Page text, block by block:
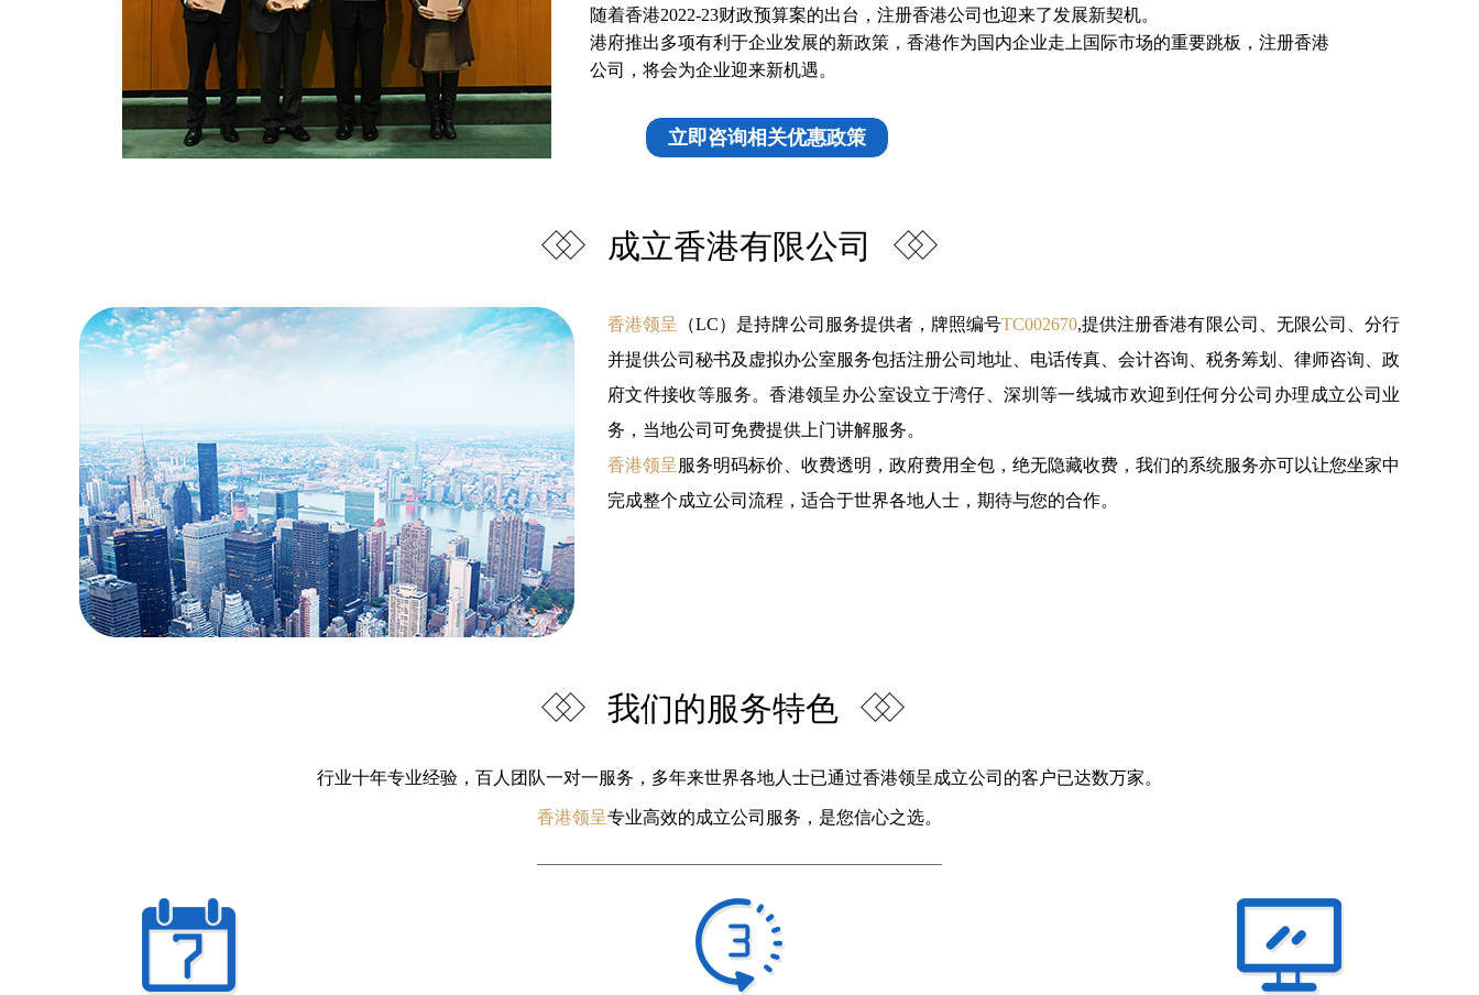
随着香港2022-23财政预算案的出台，注册香港公司也迎来了发展新契机。
港府推出多项有利于企业发展的新政策，香港作为国内企业走上国际市场的重要跳板，注册香港
公司，将会为企业迎来新机遇。
立即咨询相关优惠政策
成立香港有限公司
香港领呈 （LC）是持牌公司服务提供者，牌照编号TC002670,提供注册香港有限公司、无限公司、分行
并提供公司秘书及虚拟办公室服务包括注册公司地址、电话传真、会计咨询、税务筹划、律师咨询、政
府文件接收等服务。香港领呈办公室设立于湾仔、深圳等一线城市欢迎到任何分公司办理成立公司业
务，当地公司可免费提供上门讲解服务。
香港领呈 服务明码标价、收费透明，政府费用全包，绝无隐藏收费，我们的系统服务亦可以让您坐家中
完成整个成立公司流程，适合于世界各地人士，期待与您的合作。
我们的服务特色
行业十年专业经验，百人团队一对一服务，多年来世界各地人士已通过香港领呈成立公司的客户已达数万家。
香港领呈专业高效的成立公司服务，是您信心之选。